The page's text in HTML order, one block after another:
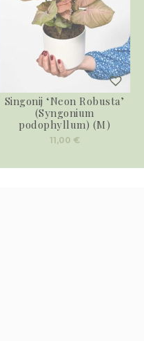
Singonij ‘Neon Robusta’
(Syngonium
podophyllum) (M)
11,00 €